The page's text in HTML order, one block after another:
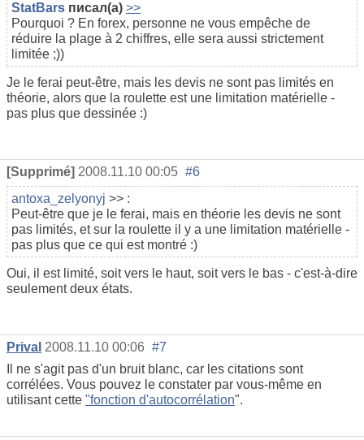
StatBars писал(а) >>
Pourquoi ? En forex, personne ne vous empêche de
réduire la plage à 2 chiffres, elle sera aussi strictement
limitée ;))
Je le ferai peut-être, mais les devis ne sont pas limités en
théorie, alors que la roulette est une limitation matérielle -
pas plus que dessinée :)
[Supprimé] 2008.11.10 00:05 #6
antoxa_zelyonyj >> :
Peut-être que je le ferai, mais en théorie les devis ne sont
pas limités, et sur la roulette il y a une limitation matérielle -
pas plus que ce qui est montré :)
Oui, il est limité, soit vers le haut, soit vers le bas - c'est-à-dire
seulement deux états.
Prival 2008.11.10 00:06 #7
Il ne s'agit pas d'un bruit blanc, car les citations sont
corrélées. Vous pouvez le constater par vous-même en
utilisant cette "fonction d'autocorrélation".